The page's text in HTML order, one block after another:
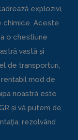
explozivi,
chimice. Aceste
o chestiune
vastă și
de transporturi,
mod de
noastră este
și vă putem de
rezolvând